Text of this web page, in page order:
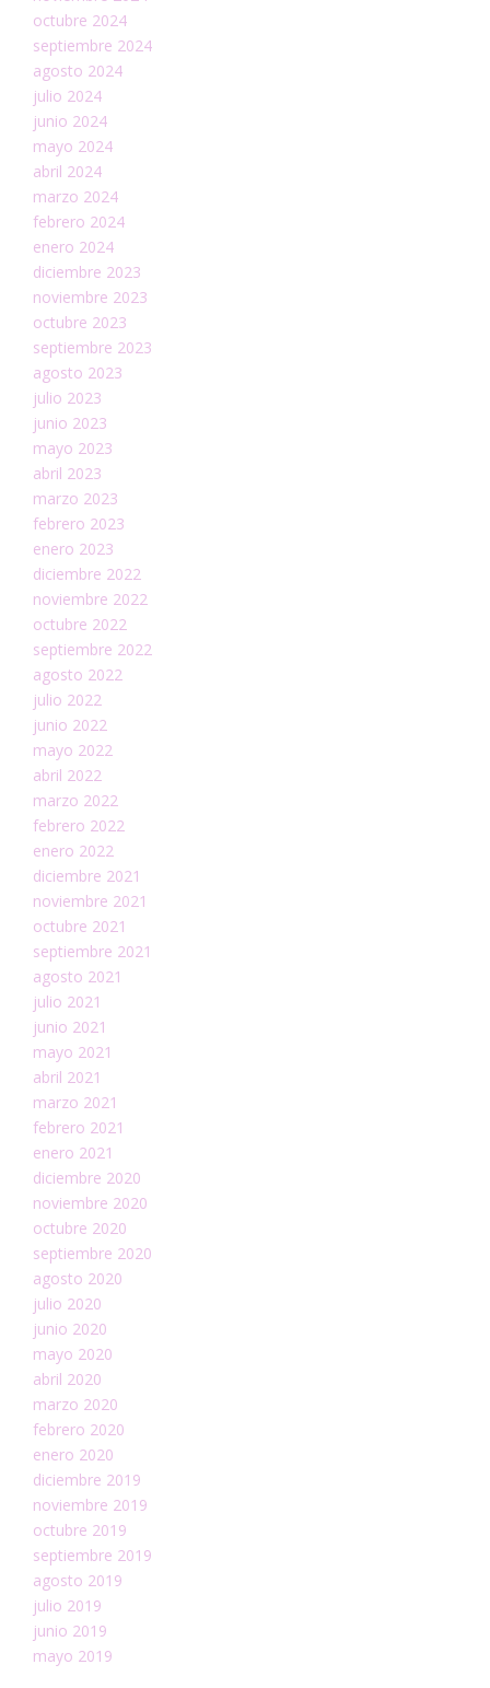
octubre 2024
septiembre 2024
agosto 2024
julio 2024
junio 2024
mayo 2024
abril 2024
marzo 2024
febrero 2024
enero 2024
diciembre 2023
noviembre 2023
octubre 2023
septiembre 2023
agosto 2023
julio 2023
junio 2023
mayo 2023
abril 2023
marzo 2023
febrero 2023
enero 2023
diciembre 2022
noviembre 2022
octubre 2022
septiembre 2022
agosto 2022
julio 2022
junio 2022
mayo 2022
abril 2022
marzo 2022
febrero 2022
enero 2022
diciembre 2021
noviembre 2021
octubre 2021
septiembre 2021
agosto 2021
julio 2021
junio 2021
mayo 2021
abril 2021
marzo 2021
febrero 2021
enero 2021
diciembre 2020
noviembre 2020
octubre 2020
septiembre 2020
agosto 2020
julio 2020
junio 2020
mayo 2020
abril 2020
marzo 2020
febrero 2020
enero 2020
diciembre 2019
noviembre 2019
octubre 2019
septiembre 2019
agosto 2019
julio 2019
junio 2019
mayo 2019